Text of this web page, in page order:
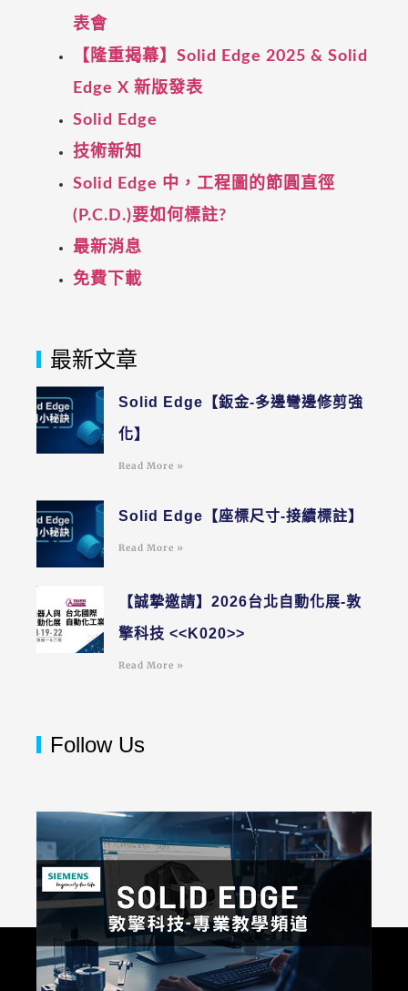
表會
【隆重揭幕】Solid Edge 2025 & Solid
Edge X 新版發表
Solid Edge
技術新知
Solid Edge 中，工程圖的節圓直徑
(P.C.D.)要如何標註?
最新消息
免費下載
最新文章
Solid Edge【鈑金-多邊彎邊修剪強
化】
Read More »
Solid Edge【座標尺寸-接續標註】
Read More »
【誠摯邀請】2026台北自動化展-敦
擎科技 <<K020>>
Read More »
Follow Us